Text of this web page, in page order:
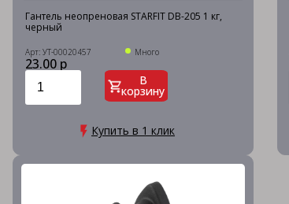
Гантель неопреновая STARFIT DB-205 1 кг,
черный
Арт: УТ-00020457 Много
23.00 р
В
корзину
Купить в 1 клик